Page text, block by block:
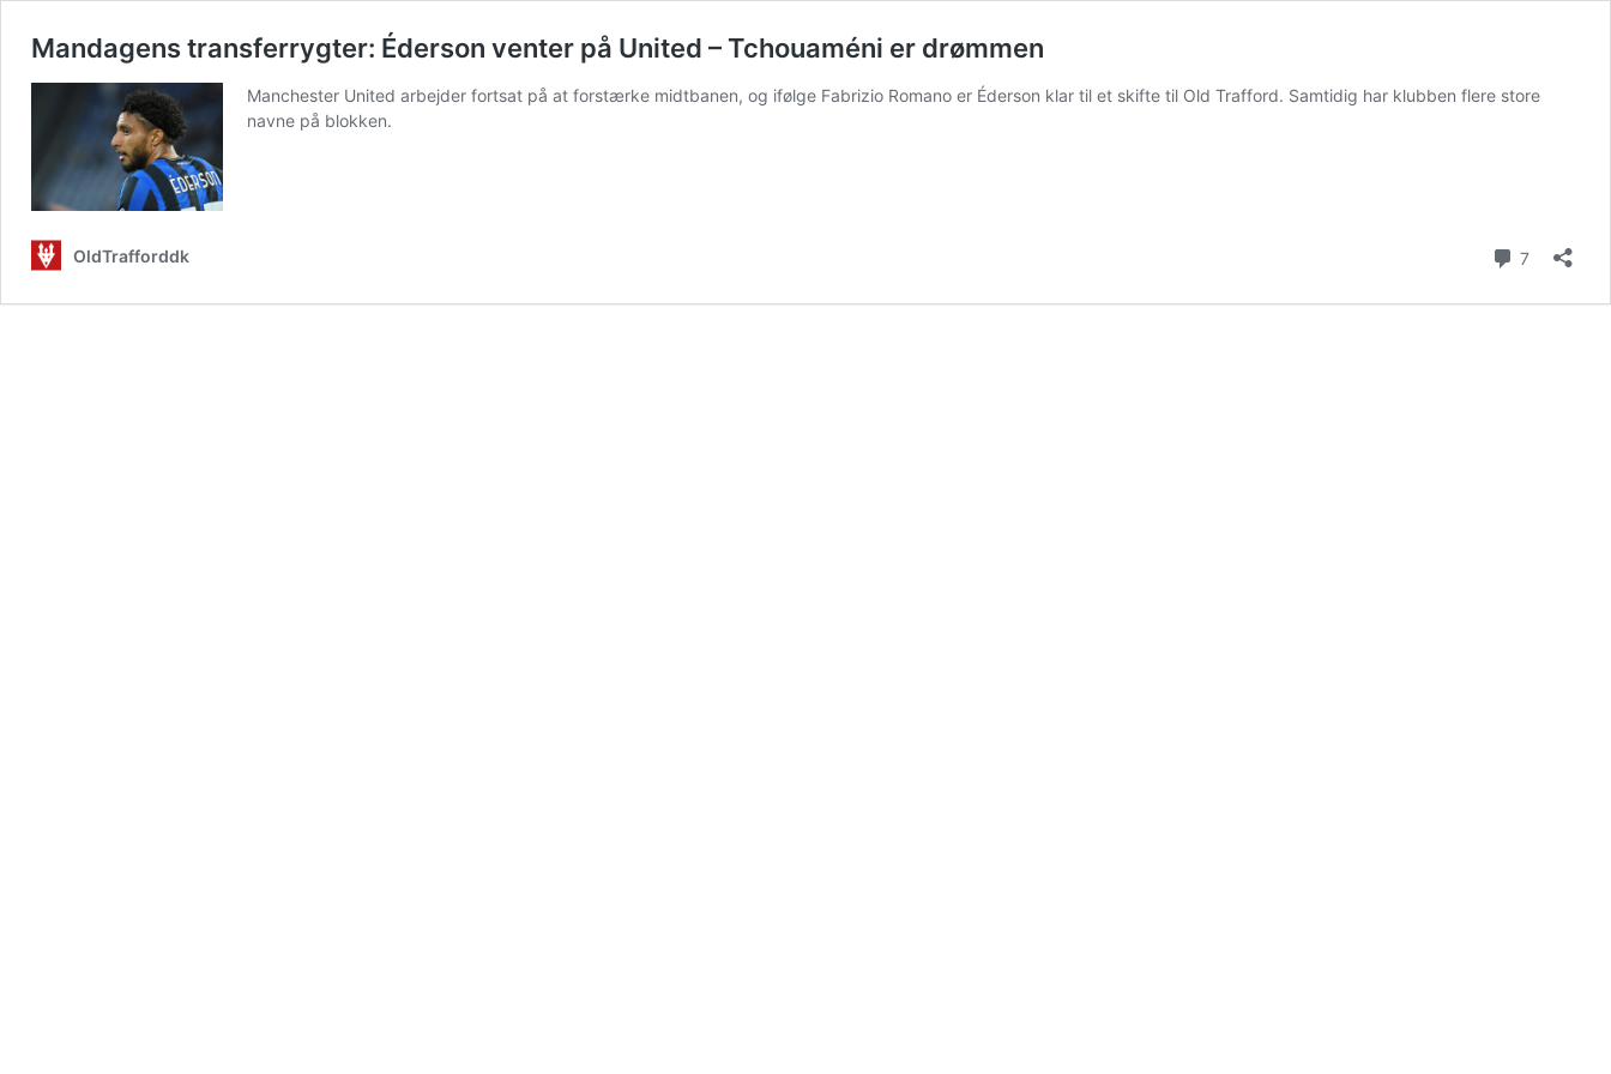
Mandagens transferrygter: Éderson venter på United – Tchouaméni er drømmen
Manchester United arbejder fortsat på at forstærke midtbanen, og ifølge Fabrizio Romano er Éderson klar til et skifte til Old Trafford. Samtidig har klubben flere store
navne på blokken.
OldTrafforddk 7